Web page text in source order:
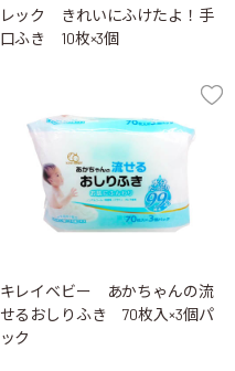
レック きれいにふけたよ！手
口ふき 10枚×3個
キレイベビー あかちゃんの流
せるおしりふき 70枚入×3個パ
ック